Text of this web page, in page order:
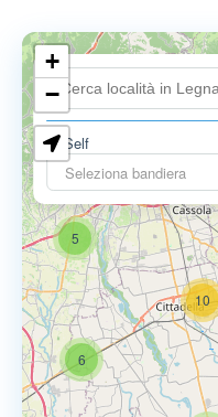
Self
Seleziona bandiera
5
6
6
10
+
−